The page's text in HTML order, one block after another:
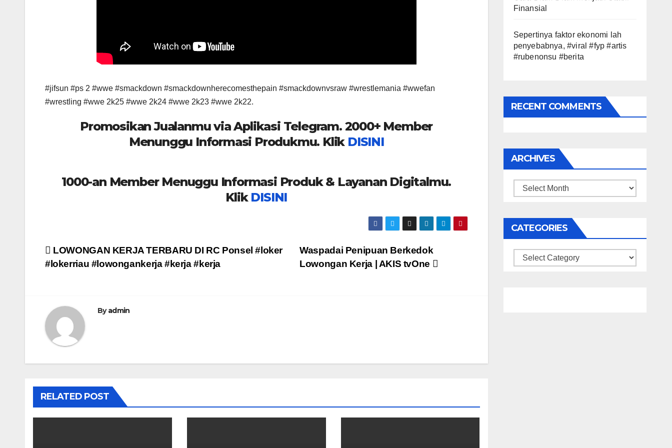
#jifsun #ps 2 #wwe #smackdown #smackdownherecomesthepain #smackdownvsraw #wrestlemania #wwefan
#wrestling #wwe 2k25 #wwe 2k24 #wwe 2k23 #wwe 2k22.
Promosikan Jualanmu via Aplikasi Telegram. 2000+ Member
Menunggu Informasi Produkmu. Klik DISINI
1000-an Member Menuggu Informasi Produk & Layanan Digitalmu.
Klik DISINI
Post
navigation
Waspadai Penipuan Berkedok
Lowongan Kerja | AKIS tvOne
LOWONGAN KERJA TERBARU DI RC Ponsel #loker
#lokerriau #lowongankerja #kerja #kerja
Byadmin
RELATED POST
Finansial
Sepertinya faktor ekonomi lah
penyebabnya, #viral #fyp #artis
#rubenonsu #berita
RECENT COMMENTS
ARCHIVES
Archives
CATEGORIES
Categories